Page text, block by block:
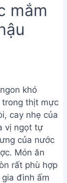
mắm
khó
trong thịt mực
cay nhẹ của
vị ngọt tự
của nước
Món ăn
rất phù hợp
đình ấm